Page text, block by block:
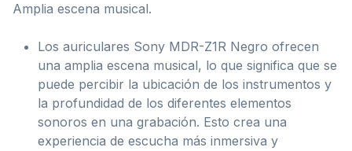
Amplia escena musical.
Los auriculares Sony MDR-Z1R Negro ofrecen
una amplia escena musical, lo que significa que se
puede percibir la ubicación de los instrumentos y
la profundidad de los diferentes elementos
sonoros en una grabación. Esto crea una
experiencia de escucha más inmersiva y